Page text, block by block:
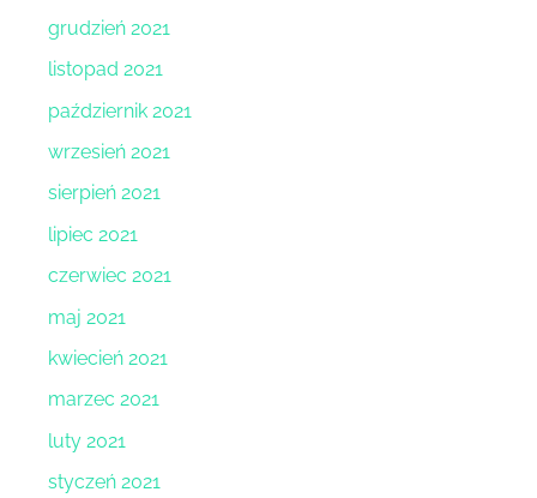
grudzień 2021
listopad 2021
październik 2021
wrzesień 2021
sierpień 2021
lipiec 2021
czerwiec 2021
maj 2021
kwiecień 2021
marzec 2021
luty 2021
styczeń 2021